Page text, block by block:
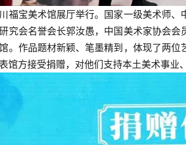
福宝美术馆展厅举行。国家一级美术师
究会名誉会长郭汝愚，中国美术家协会
。作品题材新颖、笔墨精到，体现了两
馆方接受捐赠，对他们支持本土美术事业